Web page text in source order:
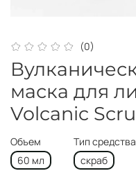
(0)
маска для
Volcanic
Объем
60 мл
Тип средства
скраб